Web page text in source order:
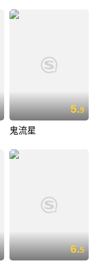
5.9
鬼流星
6.5